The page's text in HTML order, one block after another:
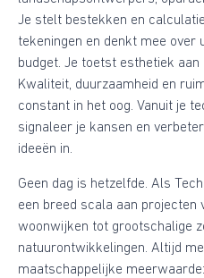
Je stelt bestekken en
tekeningen en denkt mee over
budget. Je toetst esthetiek
Kwaliteit, duurzaamheid en
constant in het oog. Vanuit je
signaleer je kansen en
ideeën in.
Geen dag is hetzelfde. Als
een breed scala aan projecten
woonwijken tot grootschalige
natuurontwikkelingen. Altijd
maatschappelijke